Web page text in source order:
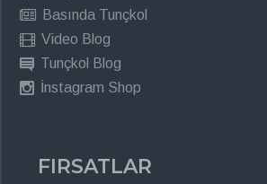
Basında Tunçkol
Video Blog
Tunçkol Blog
İnstagram Shop
FIRSATLAR